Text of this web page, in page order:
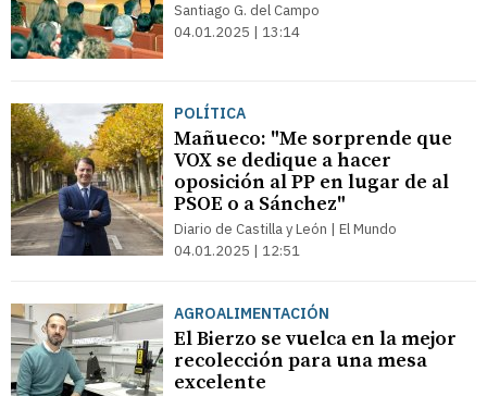
Santiago G. del Campo
04.01.2025 | 13:14
POLÍTICA
Mañueco: "Me sorprende que
VOX se dedique a hacer
oposición al PP en lugar de al
PSOE o a Sánchez"
Diario de Castilla y León | El Mundo
04.01.2025 | 12:51
AGROALIMENTACIÓN
El Bierzo se vuelca en la mejor
recolección para una mesa
excelente